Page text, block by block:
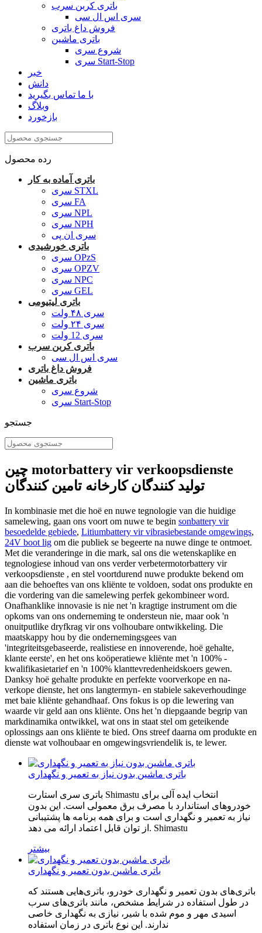
باتری کربن سرب
سری اس ال سی
فروش داغ باتری
باتری ماشین
شروع سری
سری Start-Stop
خبر
دانش
با ما تماس بگیرید
وبلاگ
بازخورد
رده محصول
باتری آماده به کار
سری STXL
سری FA
سری NPL
سری NPH
سری ان پی
باتری خورشیدی
سری OPzS
سری OPZV
سری NPC
سری GEL
باتری لیتیومی
سری ۴۸ ولت
سری ۲۴ ولت
سری 12 ولت
باتری کربن سرب
سری اس ال سی
فروش داغ باتری
باتری ماشین
شروع سری
سری Start-Stop
جستجو
چین motorbattery vir verkoopsdienste
تولید کنندگان کارخانه تامین کنندگان
In kombinasie met die hoë en nuwe tegnologie van die huidige
samelewing, gaan ons voort om nuwe te begin sonbattery vir
besoedelde gebiede, Litiumbattery vir vibrasiebestande omgewings,
24V boot lig om die publiek se begeerte na nuwe dinge te ontmoet.
Met die veranderinge in die mark, sal ons die wetenskaplike en
tegnologiese inhoud van ons verder verbetermotorbattery vir
verkoopsdienste , en stel voortdurend nuwe produkte bekend om
aan die behoeftes van ons kliënte te voldoen, sodat ons produkte en
die vordering van die samelewing perfek gekombineer word.
Onafhanklike innovasie is nie net 'n kragtige instrument om die
opkoms van ons onderneming te ondersteun nie, maar ook 'n
onuitputlike dryfkrag vir ons volhoubare ontwikkeling. Die
maatskappy hou by die ondernemingsgees van
'integriteitsgebaseerde, realistiese en innoverende, hoë gehalte,
klante eerste', en het ons koöperatiewe kliënte met 'n 100% -
kwalifikasietarief en 'n 100% klanttevredenheidskoers gewen.
Danksy hoë gehalte produkte en perfekte voorverkope en na-
verkope dienste, het ons langtermyn- en stabiele sakeverhoudinge
met baie kliënte gehandhaaf. Ons fokus is op die lewering van
waarde vir geld aan ons kliënte. Ons het 'n diepgaande begrip van
markdinamika ontwikkel, wat ons in staat stel om geteikende
oplossings aan ons kliënte te bied. Ons streef daarna om produkte en
dienste wat volhoubaar en omgewingsvriendelik is, te lewer.
باتری ماشین بدون نیاز به تعمیر و نگهداری
باتری سری استارت Shimastu انتخاب ایده آلی برای
خودروهای استاندارد با مصرف برق معمولی است. این بدون
نیاز به تعمیر و نگهداری است و برای همه برنامه ها پشتیبانی
از توان قابل اعتماد ارائه می دهد. Shimastu
بیشتر
باتری ماشین بدون تعمیر و نگهداری
باتری‌های بدون تعمیر و نگهداری خودرو، باتری‌هایی هستند که
در طول استفاده در شرایط مشخص، مانند باتری‌های سرب
اسیدی مهر و موم شده با شیر، نیازی به نگهداری خاصی
ندارند. این نوع باتری در زمان استفاده